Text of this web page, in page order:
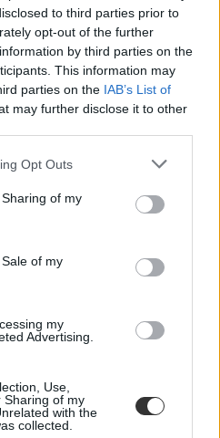
to third parties prior to
opt-out of the further
by third parties on the
This information may
parties on the IAB’s List of
may further disclose it to other
Opt Outs
of my
of my
my
Advertising.
Use,
Sharing of my
with the
collected.